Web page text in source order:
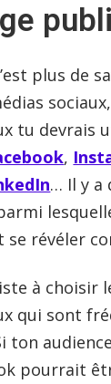
plus de
tu devrais
,
… Il y a
se révéler
à choisir
qui sont
ton
pourrait